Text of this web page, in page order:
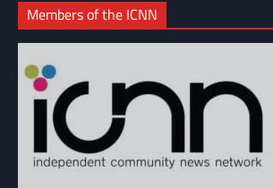
Members of the ICNN